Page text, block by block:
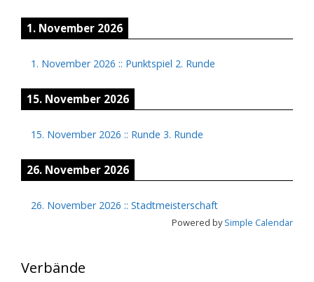
1. November 2026
1. November 2026 :: Punktspiel 2. Runde
15. November 2026
15. November 2026 :: Runde 3. Runde
26. November 2026
26. November 2026 :: Stadtmeisterschaft
Powered bySimple Calendar
Verbände